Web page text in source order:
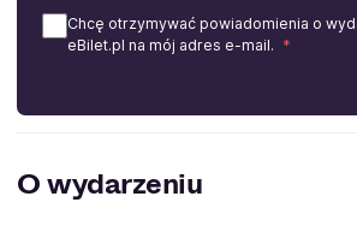
Chcę otrzymywać powiadomienia o
eBilet.pl na mój adres e-mail.
O wydarzeniu